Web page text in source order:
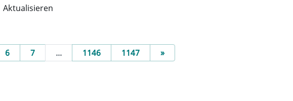
Aktualisieren
6 7 ... 1146 1147 »Next